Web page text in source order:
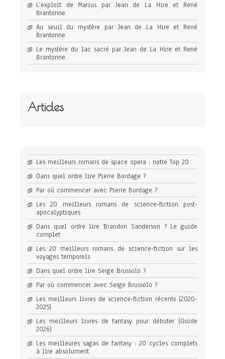
L’exploit de Marius par Jean de La Hire et René
Brantonne
Au seuil du mystère par Jean de La Hire et René
Brantonne
Le mystère du lac sacré par Jean de La Hire et René
Brantonne
Articles
Les meilleurs romans de space opera : notre Top 20
Dans quel ordre lire Pierre Bordage ?
Par où commencer avec Pierre Bordage ?
Les 20 meilleurs romans de science-fiction post-
apocalyptiques
Dans quel ordre lire Brandon Sanderson ? Le guide
complet
Les 20 meilleurs romans de science-fiction sur les
voyages temporels
Dans quel ordre lire Serge Brussolo ?
Par où commencer avec Serge Brussolo ?
Les meilleurs livres de science-fiction récents (2020-
2025)
Les meilleurs livres de fantasy pour débuter (Guide
2026)
Les meilleures sagas de fantasy : 20 cycles complets
à lire absolument